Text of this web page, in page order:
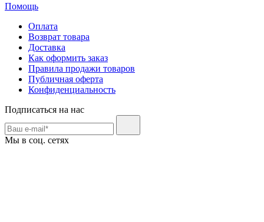
Помощь
Оплата
Возврат товара
Доставка
Как оформить заказ
Правила продажи товаров
Публичная оферта
Конфиденциальность
Подписаться на нас
Мы в соц. сетях